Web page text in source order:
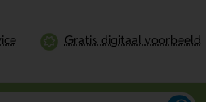
Gratis digitaal voorbeeld